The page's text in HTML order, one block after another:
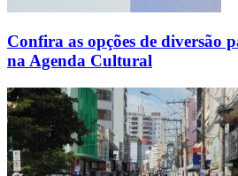
Confira as opções de diversão
na Agenda Cultural